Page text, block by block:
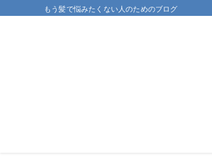
もう髪で悩みたくない人のためのブログ